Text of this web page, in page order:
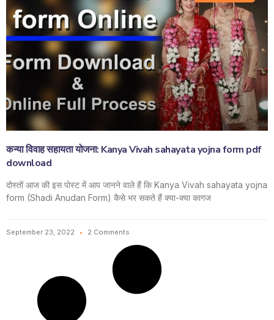
कन्या विवाह सहायता योजना: Kanya Vivah sahayata yojna form pdf
download
दोस्तों आज की इस पोस्ट में आप जानने वाले हैं कि Kanya Vivah sahayata yojna
form (Shadi Anudan Form) कैसे भर सकते हैं क्या-क्या कागज
September 23, 2022 2 Comments